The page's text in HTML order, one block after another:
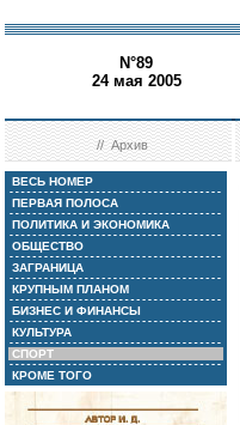
N°89
24 мая 2005
//Архив
ВЕСЬ НОМЕР
ПЕРВАЯ ПОЛОСА
ПОЛИТИКА И ЭКОНОМИКА
ОБЩЕСТВО
ЗАГРАНИЦА
КРУПНЫМ ПЛАНОМ
БИЗНЕС И ФИНАНСЫ
КУЛЬТУРА
СПОРТ
КРОМЕ ТОГО